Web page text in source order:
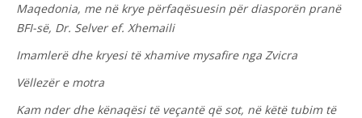
Maqedonia, me në krye përfaqësuesin për diasporën pranë
BFI-së, Dr. Selver ef. Xhemaili
Imamlerë dhe kryesi të xhamive mysafire nga Zvicra
Vëllezër e motra
Kam nder dhe kënaqësi të veçantë që sot, në këtë tubim të